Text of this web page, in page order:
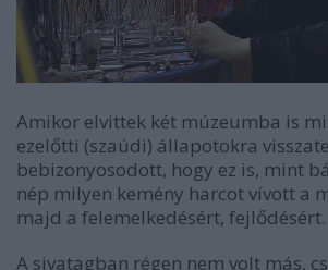
Amikor elvittek két múzeumba is
ezelőtti (szaúdi) állapotokra
bebizonyosodott, hogy ez is, mint
nép milyen kemény harcot vívott a
majd a felemelkedésért, fejlődésért.
A sivatagban régen nem volt más,